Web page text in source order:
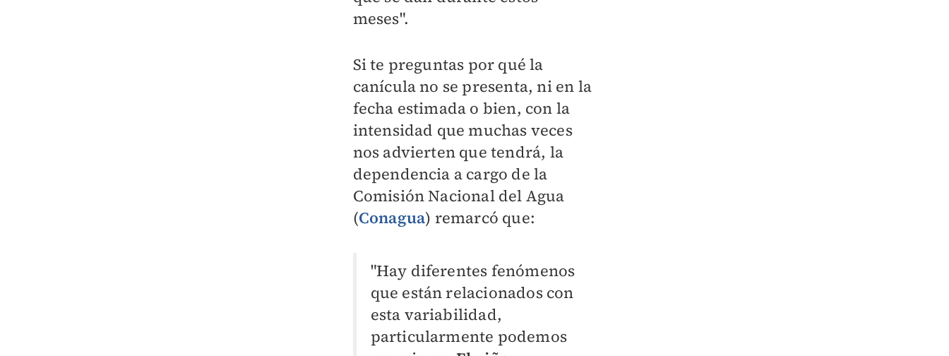
meses".
Si te preguntas por qué la
canícula no se presenta, ni en la
fecha estimada o bien, con la
intensidad que muchas veces
nos advierten que tendrá, la
dependencia a cargo de la
Comisión Nacional del Agua
(Conagua) remarcó que:
"Hay diferentes fenómenos
que están relacionados con
esta variabilidad,
particularmente podemos